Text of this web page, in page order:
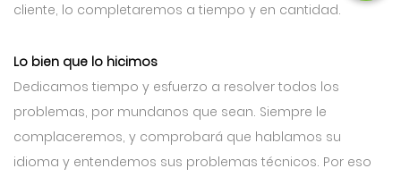
cliente, lo completaremos a tiempo y en cantidad.
Lo bien que lo hicimos
Dedicamos tiempo y esfuerzo a resolver todos los
problemas, por mundanos que sean. Siempre le
complaceremos, y comprobará que hablamos su
idioma y entendemos sus problemas técnicos. Por eso